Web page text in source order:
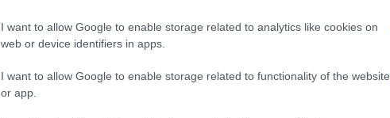
I want to allow Google to enable storage related to analytics like cookies on
web or device identifiers in apps.
I want to allow Google to enable storage related to functionality of the website
or app.